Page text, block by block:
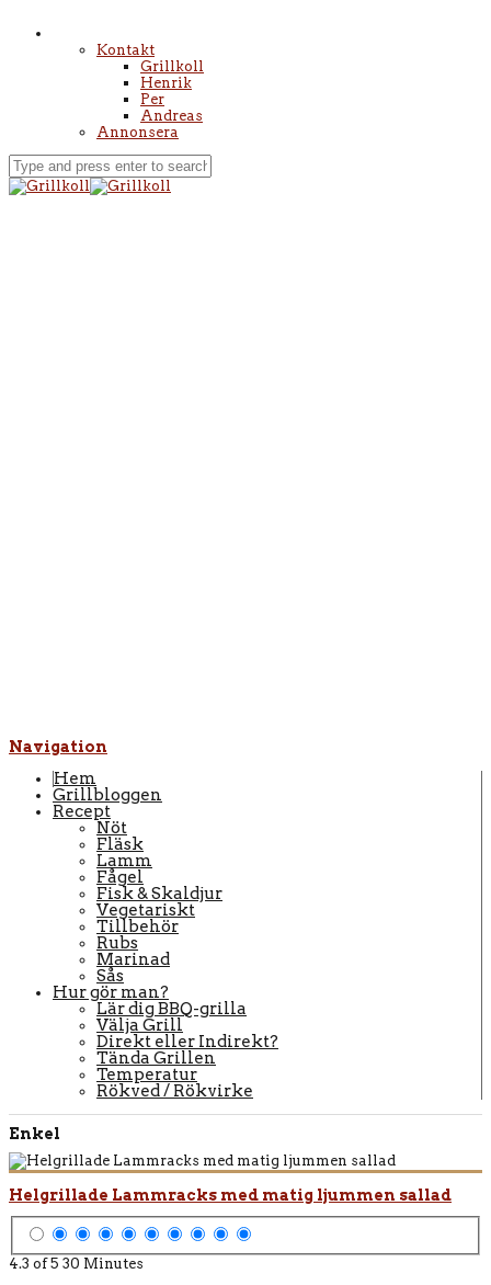
Kontakt
Grillkoll
Henrik
Per
Andreas
Annonsera
Navigation
Hem
Grillbloggen
Recept
Nöt
Fläsk
Lamm
Fågel
Fisk & Skaldjur
Vegetariskt
Tillbehör
Rubs
Marinad
Sås
Hur gör man?
Lär dig BBQ-grilla
Välja Grill
Direkt eller Indirekt?
Tända Grillen
Temperatur
Rökved / Rökvirke
Enkel
Helgrillade Lammracks med matig ljummen sallad
4.3 of 5 30 Minutes